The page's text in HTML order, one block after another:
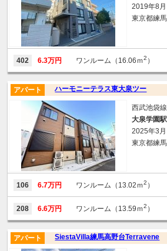
2019年8
東京都練
402 6.3万円 ワンルーム（16.06ｍ2 ）
ハーモニーテラス東大泉ツー
アパート
西武池袋線
大泉学園駅
2025年3
東京都練
106 6.7万円 ワンルーム（13.02ｍ2 ）
208 6.6万円 ワンルーム（13.59ｍ2 ）
SiestaVilla練馬高野台Terravene
アパート